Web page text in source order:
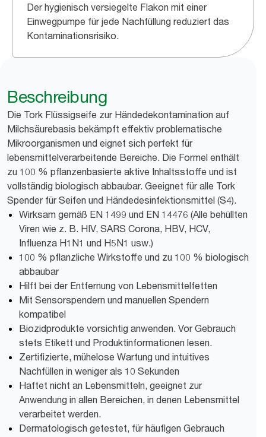
Der hygienisch versiegelte Flakon mit einer
Einwegpumpe für jede Nachfüllung reduziert das
Kontaminationsrisiko.
Beschreibung
Die Tork Flüssigseife zur Händedekontamination auf
Milchsäurebasis bekämpft effektiv problematische
Mikroorganismen und eignet sich perfekt für
lebensmittelverarbeitende Bereiche. Die Formel enthält
zu 100 % pflanzenbasierte aktive Inhaltsstoffe und ist
vollständig biologisch abbaubar. Geeignet für alle Tork
Spender für Seifen und Händedesinfektionsmittel (S4).
Wirksam gemäß EN 1499 und EN 14476 (Alle behüllten
Viren wie z. B. HIV, SARS Corona, HBV, HCV,
Influenza H1N1 und H5N1 usw.)
100 % pflanzliche Wirkstoffe und zu 100 % biologisch
abbaubar
Hilft bei der Entfernung von Lebensmittelfetten
Mit Sensorspendern und manuellen Spendern
kompatibel
Biozidprodukte vorsichtig anwenden. Vor Gebrauch
stets Etikett und Produktinformationen lesen.
Zertifizierte, mühelose Wartung und intuitives
Nachfüllen in weniger als 10 Sekunden
Haftet nicht an Lebensmitteln, geeignet zur
Anwendung in allen Bereichen, in denen Lebensmittel
verarbeitet werden.
Dermatologisch getestet, für häufigen Gebrauch